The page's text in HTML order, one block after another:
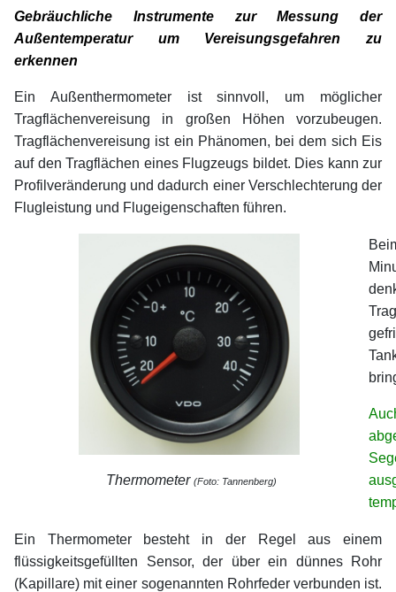
Gebräuchliche Instrumente zur Messung der
Außentemperatur um Vereisungsgefahren zu
erkennen
Ein Außenthermometer ist sinnvoll, um möglicher
Tragflächenvereisung in großen Höhen vorzubeugen.
Tragflächenvereisung ist ein Phänomen, bei dem sich Eis
auf den Tragflächen eines Flugzeugs bildet. Dies kann zur
Profilveränderung und dadurch einer Verschlechterung der
Flugleistung und Flugeigenschaften führen.
Thermometer (Foto: Tannenberg)
Ein Thermometer besteht in der Regel aus einem
flüssigkeitsgefüllten Sensor, der über ein dünnes Rohr
(Kapillare) mit einer sogenannten Rohrfeder verbunden ist.